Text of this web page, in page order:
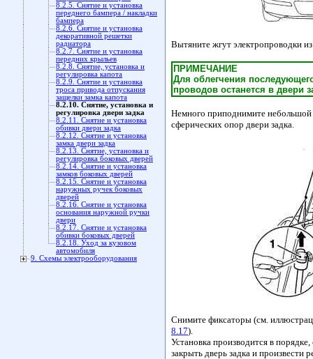
8.2.5. Снятие и установка
переднего бампера / накладки
бампера
8.2.6. Снятие и установка
декоративной решетки
радиатора
8.2.7. Снятие и установка
передних крыльев
8.2.8. Снятие, установка и
регулировка капота
8.2.9. Снятие и установка
троса привода отпускания
защелки замка капота
8.2.10. Снятие, установка и
регулировка двери задка
8.2.11. Снятие и установка
обивки двери задка
8.2.12. Снятие и установка
замка двери задка
8.2.13. Снятие, установка и
регулировка боковых дверей
8.2.14. Снятие и установка
замков боковых дверей
8.2.15. Снятие и установка
наружных ручек боковых
дверей
8.2.16. Снятие и установка
основания наружной ручки
двери
8.2.17. Снятие и установка
обивки боковых дверей
8.2.18. Уход за кузовом
автомобиля
9. Схемы электрооборудования
Вытяните жгут электропроводки
ПРИМЕЧАНИЕ
Для облегчения
проводов останется в двери
Немного приподнимите небольшой
сферических опор двери задка.
Снимите фиксаторы (см.
8.17).
Установка производится в
закрыть дверь задка и произвести